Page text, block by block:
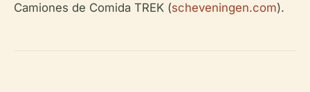
Camiones de Comida TREK (scheveningen.com).